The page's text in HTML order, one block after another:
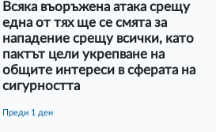
Всяка въоръжена атака срещу
една от тях ще се смята за
нападение срещу всички, като
пактът цели укрепване на
общите интереси в сферата на
сигурността
преди 1 ден